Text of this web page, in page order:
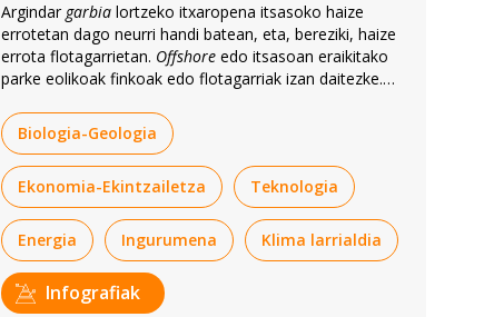
Argindar garbia lortzeko itxaropena itsasoko haize
errotetan dago neurri handi batean, eta, bereziki, haize
errota flotagarrietan. Offshoreedo itsasoan eraikitako
parke eolikoak finkoak edo flotagarriak izan daitezke.
potentzia egongo dela instalatuta munduan.
Biologia-Geologia
Ekonomia-Ekintzailetza Teknologia
Energia Ingurumena Klima larrialdia
Infografiak